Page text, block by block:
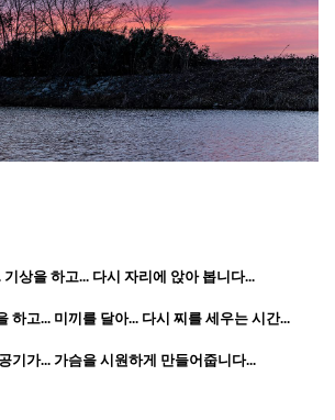
기상을 하고... 다시 자리에 앉아 봅니다...
하고... 미끼를 달아... 다시 찌를 세우는 시간...
기가... 가슴을 시원하게 만들어줍니다...